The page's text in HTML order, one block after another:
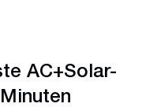
AC+Solar-